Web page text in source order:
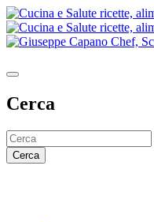
Cerca
Cerca